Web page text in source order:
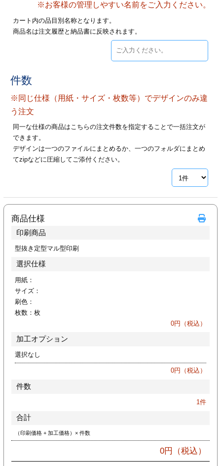
ファイル印刷
ァイル印刷
印刷
印刷
リーブ印刷
加工
名刺印刷
ムカード印刷
刷
カード印刷
フォルダー
ァイル印刷
リーブ
※お客様の管理しやすい名前をご入力ください。
カート内の品目別名称となります。
商品名は注文履歴と納品書に反映されます。
件数
※同じ仕様（用紙・サイズ・枚数等）でデザインのみ違
う注文
同一な仕様の商品はこちらの注文件数を指定することで一括注文が
できます。
デザインは一つのファイルにまとめるか、一つのフォルダにまとめ
てzipなどに圧縮してご添付ください。
商品仕様
印刷商品
型抜き定型マル型印刷
選択仕様
用紙：
サイズ：
刷色：
枚数： 枚
0円（税込）
加工オプション
選択なし
0円（税込）
件数
1件
合計
（印刷価格 + 加工価格）× 件数
0円（税込）